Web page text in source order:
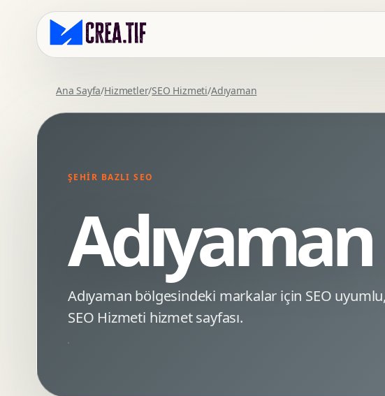
Kurumsal Web Tasarim
SEO Uyumlu Web Tasarim
Webflow Web Tasarim
Framer Web Tasarim
Kurumsal Site Yenileme
Dashboard UI Tasarimi
Conversion UX Optimizasyonu
Ofis Ici
Minimal Logo Tasarimi
Premium Logo Tasarimi
Logo Revizyonu
Google Ads Reklam Tasarimi Sosyal
Reels
Ana Sayfa/Hizmetler/SEO Hizmeti/Adıyaman
ŞEHIR BAZLI SEO
Adıyaman bölgesindeki markalar için SEO
SEO Hizmeti hizmet sayfası.